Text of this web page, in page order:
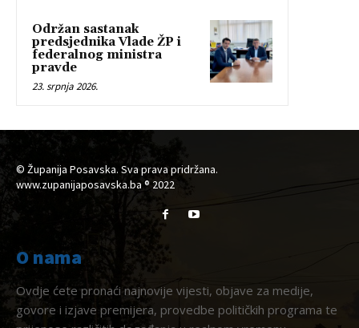
Održan sastanak
predsjednika Vlade ŽP i
federalnog ministra
pravde
23. srpnja 2026.
© Županija Posavska. Sva prava pridržana.
www.zupanijaposavska.ba ® 2022
O nama
Ovdje ćete pronaći najnovije vijesti, objave za medije,
govore i izjave premijera, provedbe političkih programa te